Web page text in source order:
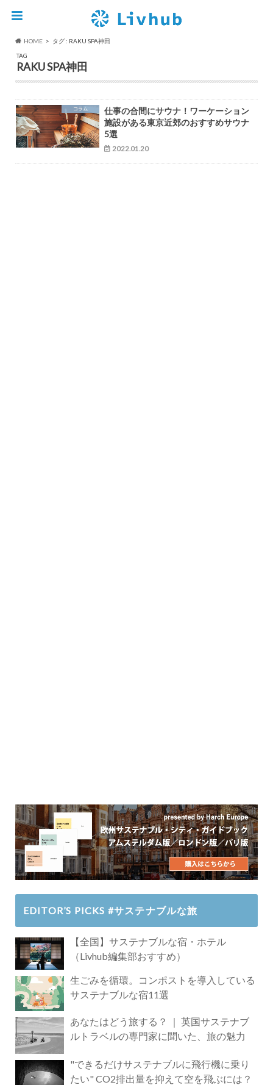
HOME
タグ : RAKU SPA神田
TAG
RAKU SPA神田
コラム
仕事の合間にサウナ！ワーケーション
施設がある東京近郊のおすすめサウナ
5選
2022.01.20
EDITOR’S PICKS #サステナブルな旅
【全国】サステナブルな宿・ホテル
（Livhub編集部おすすめ）
生ごみを循環。コンポストを導入している
サステナブルな宿11選
あなたはどう旅する？ ｜ 英国サステナブ
ルトラベルの専門家に聞いた、旅の魅力
"できるだけサステナブルに飛行機に乗り
たい" CO2排出量を抑えて空を飛ぶには？